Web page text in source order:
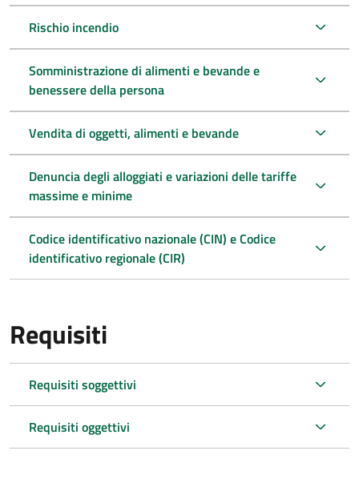
Rischio incendio
Somministrazione di alimenti e bevande e
benessere della persona
Vendita di oggetti, alimenti e bevande
Denuncia degli alloggiati e variazioni delle tariffe
massime e minime
Codice identificativo nazionale (CIN) e Codice
identificativo regionale (CIR)
Requisiti
Requisiti soggettivi
Requisiti oggettivi